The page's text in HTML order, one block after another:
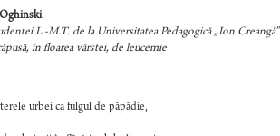
L.-M.T. de la Universitatea Pedagogică „Ion Creangă”
în floarea vârstei, de leucemie
urbei ca fulgul de păpădie,